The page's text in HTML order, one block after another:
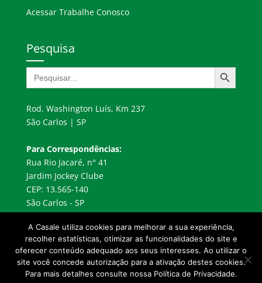
Acessar Trabalhe Conosco
Pesquisa
Search
for:
Search Button
Rod. Washington Luís, Km 237
São Carlos | SP
Para Correspondências:
Rua Rio Jacaré, n° 41
Jardim Jockey Clube
CEP: 13.565-140
São Carlos - SP
© 2024 CASALE ® desde 1964 - Todos os direitos
A Casale utiliza cookies para melhorar a sua experiência,
recolher estatísticas, otimizar as funcionalidades do site e
oferecer conteúdo adequado aos seus interesses. Ao utilizar o
site você concede autorização para a ativação destes cookies.
Para mais detalhes consulte nossa Política de Privacidade.